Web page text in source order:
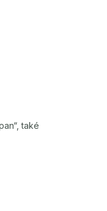
také